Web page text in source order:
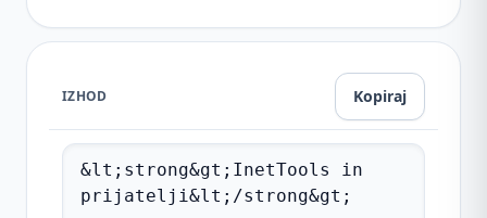
IZHOD Kopiraj